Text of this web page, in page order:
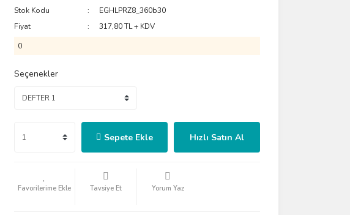
Stok Kodu
EGHLPRZ8_360b30
Fiyat
317,80 TL + KDV
0
Seçenekler
Sepete Ekle Hızlı Satın Al
Tavsiye Et Yorum Yaz